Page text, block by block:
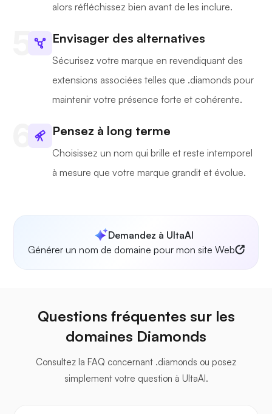
alors réfléchissez bien avant de les inclure.
Envisager des alternatives
Sécurisez votre marque en revendiquant des
extensions associées telles que .diamonds pour
maintenir votre présence forte et cohérente.
Pensez à long terme
Choisissez un nom qui brille et reste intemporel
à mesure que votre marque grandit et évolue.
Demandez à UltaAI
Générer un nom de domaine pour mon site Web
Questions fréquentes sur les
domaines Diamonds
Consultez la FAQ concernant .diamonds ou posez
simplement votre question à UltaAI.